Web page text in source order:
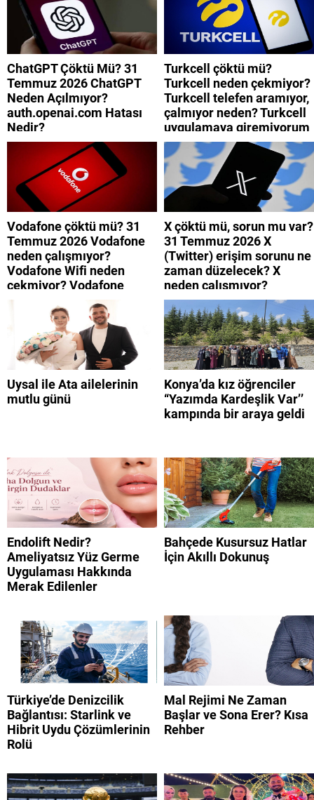
ChatGPT Çöktü Mü? 31
Temmuz 2026 ChatGPT
Neden Açılmıyor?
auth.openai.com Hatası
Nedir?
Turkcell çöktü mü?
Turkcell neden çekmiyor?
Turkcell telefen aramıyor,
çalmıyor neden? Turkcell
uygulamaya giremiyorum
neden? Turkcell internet
neden yavaş?
Vodafone çöktü mü? 31
Temmuz 2026 Vodafone
neden çalışmıyor?
Vodafone Wifi neden
çekmiyor? Vodafone
mobil uygulamaya neden
giremiyorum?
X çöktü mü, sorun mu var?
31 Temmuz 2026 X
(Twitter) erişim sorunu ne
zaman düzelecek? X
neden çalışmıyor?
Uysal ile Ata ailelerinin
mutlu günü
Konya’da kız öğrenciler
“Yazımda Kardeşlik Var’’
kampında bir araya geldi
Endolift Nedir?
Ameliyatsız Yüz Germe
Uygulaması Hakkında
Merak Edilenler
Bahçede Kusursuz Hatlar
İçin Akıllı Dokunuş
Türkiye’de Denizcilik
Bağlantısı: Starlink ve
Hibrit Uydu Çözümlerinin
Rolü
Mal Rejimi Ne Zaman
Başlar ve Sona Erer? Kısa
Rehber